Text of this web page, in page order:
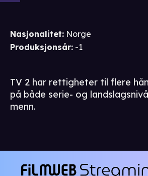
Nasjonalitet: Norge
Produksjonsår: -1
TV 2 har rettigheter til flere
på både serie- og
menn.